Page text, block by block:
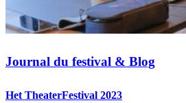
Journal du festival & Blog
Het TheaterFestival 2023